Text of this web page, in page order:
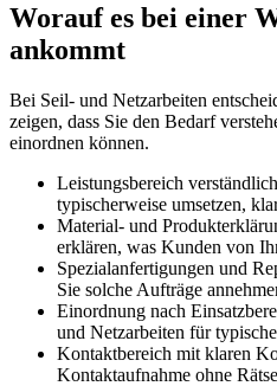
Worauf es bei einer
ankommt
Bei Seil- und Netzarbeiten
zeigen, dass Sie den Bedarf
einordnen können.
Leistungsbereich
typischerweise umsetzen,
Material- und
erklären, was Kunden von
Spezialanfertigungen und
Sie solche Aufträge
Einordnung nach
und Netzarbeiten für
Kontaktbereich mit klaren
Kontaktaufnahme ohne